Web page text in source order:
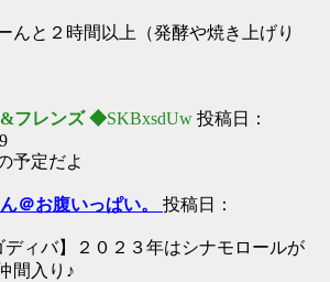
んと２時間以上（発酵や焼き上げり
&フレンズ ◆SKBxsdUw 投稿日：
予定だよ
＠お腹いっぱい。 投稿日：
ディバ】２０２３年はシナモロールが
間入り♪